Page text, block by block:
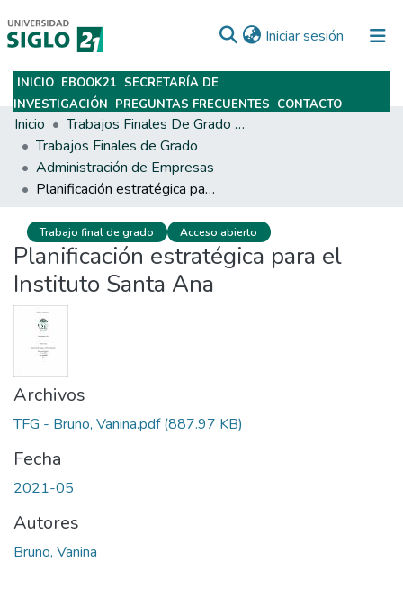
Iniciar sesión (current)
Subir
INICIO EBOOK21 SECRETARÍA DE
INVESTIGACIÓN PREGUNTAS FRECUENTES CONTACTO
Inicio
Trabajos Finales De Grado Y Posgrado
Trabajos Finales de Grado
Administración de Empresas
Planificación estratégica para el Instituto Santa Ana
Trabajo final de grado Acceso abierto
Planificación estratégica para el
Instituto Santa Ana
Archivos
TFG - Bruno, Vanina.pdf(887.97 KB)
Fecha
2021-05
Autores
Bruno, Vanina